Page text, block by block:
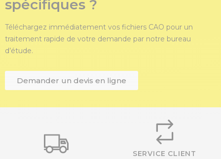
spécifiques ?
Téléchargez immédiatement vos fichiers CAO pour un
traitement rapide de votre demande par notre bureau
d’étude.
Demander un devis en ligne
SERVICE CLIENT